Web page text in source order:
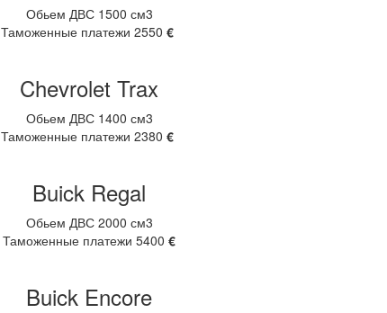
Обьем ДВС 1500 см3
Таможенные платежи 2550 €
Chevrolet Trax
Обьем ДВС 1400 см3
Таможенные платежи 2380 €
Buick Regal
Обьем ДВС 2000 см3
Таможенные платежи 5400 €
Buick Encore